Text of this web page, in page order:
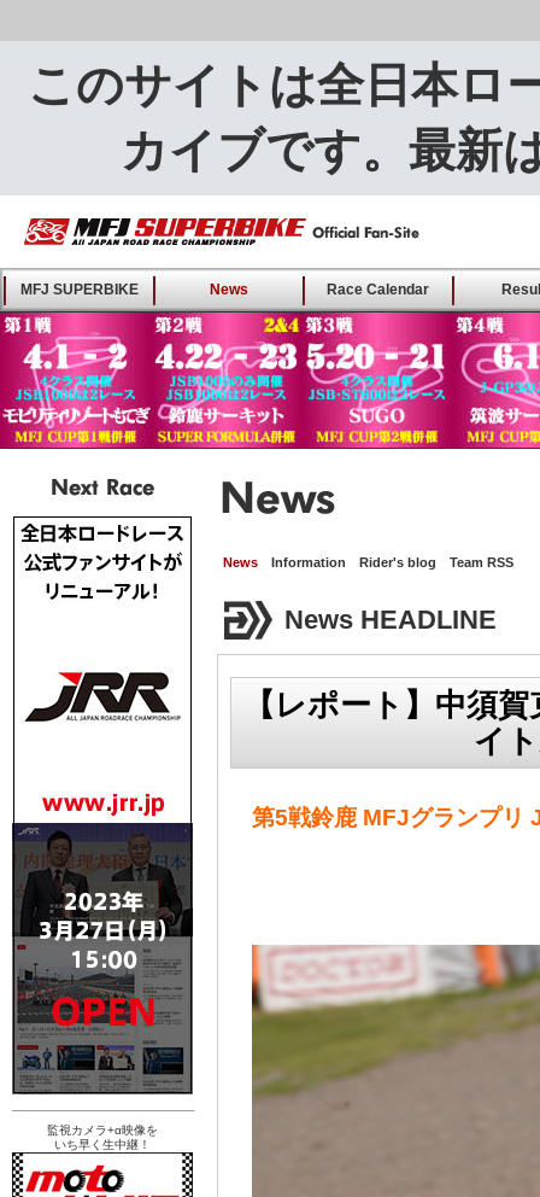
このサイトは全日本ロ
カイブです。最新
MFJ SUPERBIKE ALL
JAPAN ROAD RACE
CHAMPIONSHIP - Offical
Fan-Site
MFJ SUPERBIKE News Race Calendar
Next Race
監視カメラ+α映像を
いち早く生中継！
News Information Rider's blog Team RSS
News HEADLINE
【レポート】中須
イ
第5戦鈴鹿 MFJグランプリ